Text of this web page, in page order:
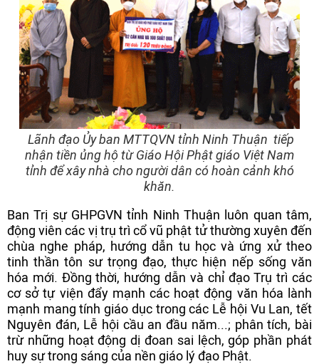
Lãnh đạo Ủy ban MTTQVN tỉnh Ninh Thuận tiếp
nhận tiền ủng hộ từ Giáo Hội Phật giáo Việt Nam
tỉnh để xây nhà cho người dân có hoàn cảnh khó
khăn.
Ban Trị sự GHPGVN tỉnh Ninh Thuận luôn quan tâm,
động viên các vị trụ trì cổ vũ phật tử thường xuyên đến
chùa nghe pháp, hướng dẫn tu học và ứng xử theo
tinh thần tôn sư trọng đạo, thực hiện nếp sống văn
hóa mới. Đồng thời, hướng dẫn và chỉ đạo Trụ trì các
cơ sở tự viện đẩy mạnh các hoạt động văn hóa lành
mạnh mang tính giáo dục trong các Lễ hội Vu Lan, tết
Nguyên đán, Lễ hội cầu an đầu năm...; phân tích, bài
trừ những hoạt động dị đoan sai lệch, góp phần phát
huy sự trong sáng của nền giáo lý đạo Phật.